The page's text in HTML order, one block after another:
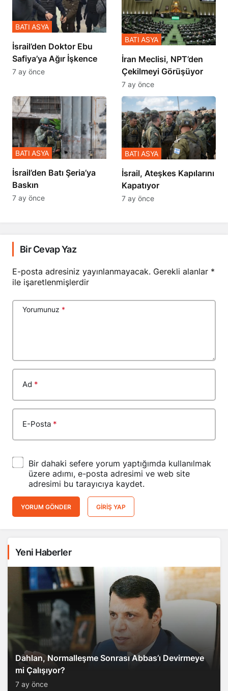
İsrail’den Doktor Ebu
Safiya’ya Ağır İşkence
BATI ASYA
7 ay önce
İran Meclisi, NPT’den
Çekilmeyi Görüşüyor
BATI ASYA
7 ay önce
​​​​​​​İsrail’den Batı Şeria’ya
Baskın
BATI ASYA
7 ay önce
İsrail, Ateşkes Kapılarını
Kapatıyor
BATI ASYA
7 ay önce
Bir Cevap Yaz
E-posta adresiniz yayınlanmayacak. Gerekli alanlar *
ile işaretlenmişlerdir
Yorumunuz *
Ad *
E-Posta *
Bir dahaki sefere yorum yaptığımda kullanılmak
üzere adımı, e-posta adresimi ve web site
adresimi bu tarayıcıya kaydet.
YORUM GÖNDER GIRIŞ YAP
Yeni Haberler
Dahlan, Normalleşme Sonrası Abbas’ı Devirmeye
mi Çalışıyor?
7 ay önce